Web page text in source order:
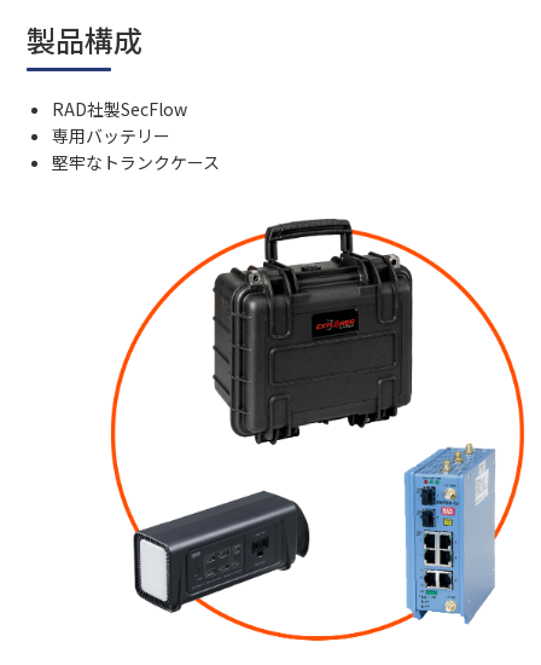
製品構成
RAD社製SecFlow
専用バッテリー
堅牢なトランクケース